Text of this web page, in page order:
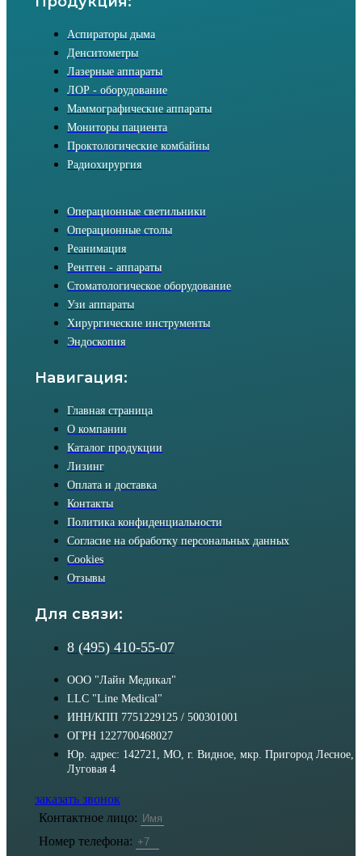
Аспираторы дыма
Денситометры
Лазерные аппараты
ЛОР - оборудование
Маммографические аппараты
Мониторы пациента
Проктологические комбайны
Радиохирургия
Операционные светильники
Операционные столы
Реанимация
Рентген - аппараты
Стоматологическое оборудование
Узи аппараты
Хирургические инструменты
Эндоскопия
Навигация:
Главная страница
О компании
Каталог продукции
Лизинг
Оплата и доставка
Контакты
Политика конфиденциальности
Согласие на обработку персональных данных
Cookies
Отзывы
Для связи:
8 (495) 410-55-07
ООО "Лайн Медикал"
LLC "Line Medical"
ИНН/КПП 7751229125 / 500301001
ОГРН 1227700468027
Юр. адрес: 142721, МО, г. Видное, мкр. Пригород Лесное,
Луговая 4
заказать звонок
Контактное лицо:
Номер телефона: